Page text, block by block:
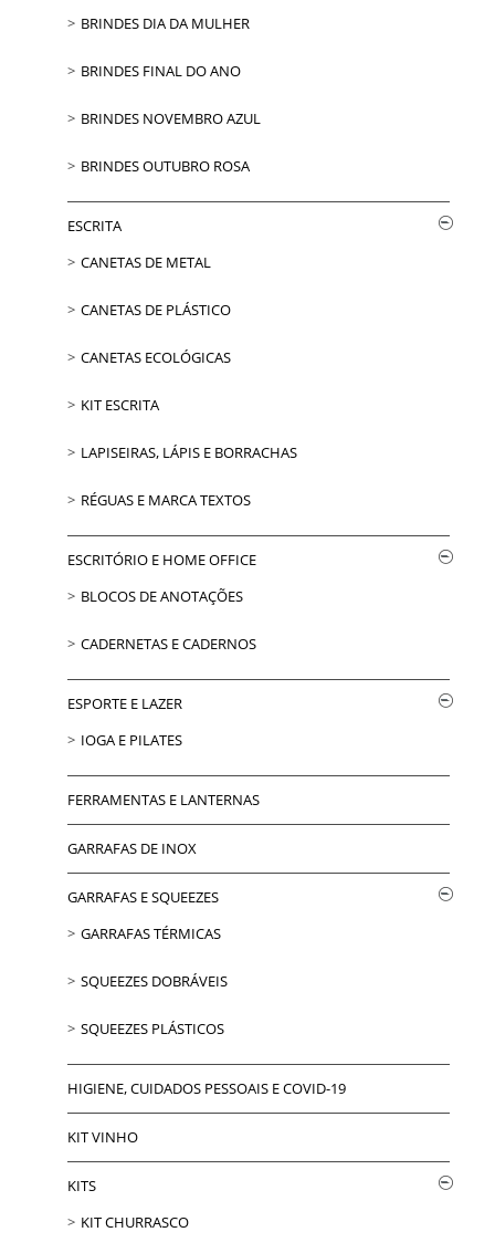
BRINDES DIA DA MULHER
BRINDES FINAL DO ANO
BRINDES NOVEMBRO AZUL
BRINDES OUTUBRO ROSA
ESCRITA
CANETAS DE METAL
CANETAS DE PLÁSTICO
CANETAS ECOLÓGICAS
KIT ESCRITA
LAPISEIRAS, LÁPIS E BORRACHAS
RÉGUAS E MARCA TEXTOS
ESCRITÓRIO E HOME OFFICE
BLOCOS DE ANOTAÇÕES
CADERNETAS E CADERNOS
ESPORTE E LAZER
IOGA E PILATES
FERRAMENTAS E LANTERNAS
GARRAFAS DE INOX
GARRAFAS E SQUEEZES
GARRAFAS TÉRMICAS
SQUEEZES DOBRÁVEIS
SQUEEZES PLÁSTICOS
HIGIENE, CUIDADOS PESSOAIS E COVID-19
KIT VINHO
KITS
KIT CHURRASCO